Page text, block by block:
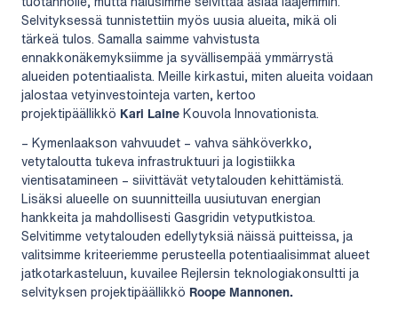
Selvityksessä tunnistettiin myös uusia alueita, mikä oli
tärkeä tulos. Samalla saimme vahvistusta
ennakkonäkemyksiimme ja syvällisempää ymmärrystä
alueiden potentiaalista. Meille kirkastui, miten alueita voidaan
jalostaa vetyinvestointeja varten, kertoo
projektipäällikkö Kari LaineKouvola Innovationista.
– Kymenlaakson vahvuudet – vahva sähköverkko,
vetytaloutta tukeva infrastruktuuri ja logistiikka
vientisatamineen – siivittävät vetytalouden kehittämistä.
Lisäksi alueelle on suunnitteilla uusiutuvan energian
hankkeita ja mahdollisesti Gasgridin vetyputkistoa.
Selvitimme vetytalouden edellytyksiä näissä puitteissa, ja
valitsimme kriteeriemme perusteella potentiaalisimmat alueet
jatkotarkasteluun, kuvailee Rejlersin teknologiakonsultti ja
selvityksen projektipäällikkö Roope Mannonen.